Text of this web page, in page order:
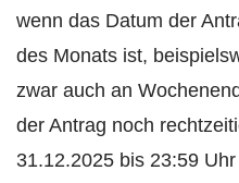
wenn das Datum der
des Monats ist,
zwar auch an
der Antrag noch
31.12.2025 bis 23:59